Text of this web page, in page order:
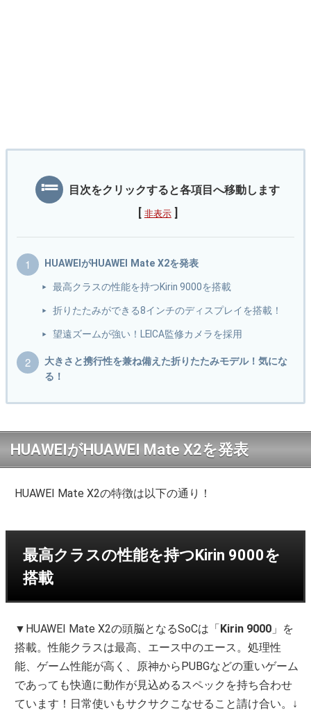
目次をクリックすると各項目へ移動します
非表示
HUAWEIがHUAWEI Mate X2を発表
最高クラスの性能を持つKirin 9000を搭載
折りたたみができる8インチのディスプレイを搭載！
望遠ズームが強い！LEICA監修カメラを採用
大きさと携行性を兼ね備えた折りたたみモデル！気にな
る！
HUAWEIがHUAWEI Mate X2を発表
HUAWEI Mate X2の特徴は以下の通り！
最高クラスの性能を持つKirin 9000を
搭載
▼HUAWEI Mate X2の頭脳となるSoCは「 Kirin 9000 」を
搭載。性能クラスは最高、エース中のエース。処理性
能、ゲーム性能が高く、原神からPUBGなどの重いゲーム
であっても快適に動作が見込めるスペックを持ち合わせ
ています！日常使いもサクサクこなせること請け合い。↓